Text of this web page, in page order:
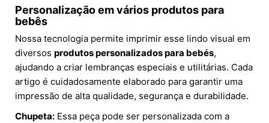
Personalização em vários produtos para
bebês
Nossa tecnologia permite imprimir esse lindo visual em
diversos produtos personalizados para bebés,
ajudando a criar lembranças especiais e utilitárias. Cada
artigo é cuidadosamente elaborado para garantir uma
impressão de alta qualidade, segurança e durabilidade.
Chupeta: Essa peça pode ser personalizada com a